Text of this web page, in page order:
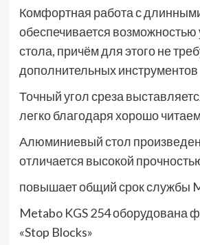
Комфортная работа с
обеспечивается
стола, причём для этого не
дополнительных инструментов
Точный угол среза
легко благодаря хорошо
Алюминиевый стол
отличается высокой
повышает общий срок службы
Metabo KGS 254 оборудована
«Stop Blocks»